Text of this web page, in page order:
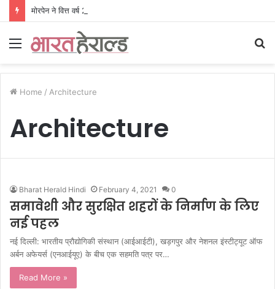
Menu
Home / Architecture
Architecture
Bharat Herald Hindi February 4, 2021 0
समावेशी और सुरक्षित शहरों के निर्माण के लिए
नई पहल
नई दिल्ली: भारतीय प्रौद्योगिकी संस्थान (आईआईटी), खड़गपुर और नेशनल इंस्टीट्यूट ऑफ
अर्बन अफेयर्स (एनआईयूए) के बीच एक सहमति पत्र पर…
Read More »